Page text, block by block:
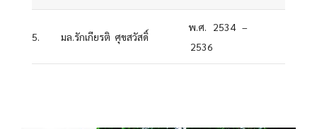
5. มล.รักเกียรติ ศุขสวัสดิ์
พ.ศ. 2534 –
2536